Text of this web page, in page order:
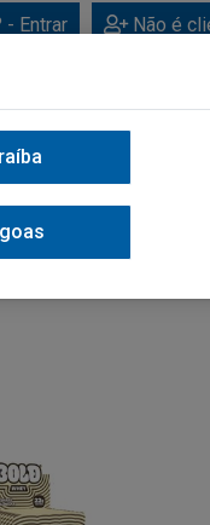
- Entrar Não é